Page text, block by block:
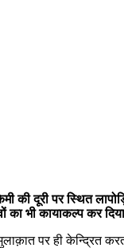
की दूरी पर स्थित
का भी कायाकल्प कर
पर ही केन्द्रित